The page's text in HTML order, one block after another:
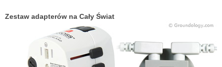
Zestaw adapterów na Cały Świat